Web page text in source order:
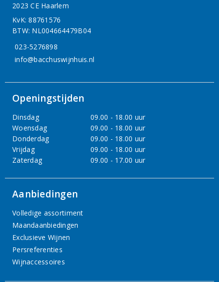
2023 CE Haarlem
KvK: 88761576
BTW: NL004664479B04
023-5276898
info@bacchuswijnhuis.nl
Openingstijden
Dinsdag
09.00 - 18.00 uur
Woensdag
09.00 - 18.00 uur
Donderdag
09.00 - 18.00 uur
Vrijdag
09.00 - 18.00 uur
Zaterdag
09.00 - 17.00 uur
Aanbiedingen
Volledige assortiment
Maandaanbiedingen
Exclusieve Wijnen
Persreferenties
Wijnaccessoires